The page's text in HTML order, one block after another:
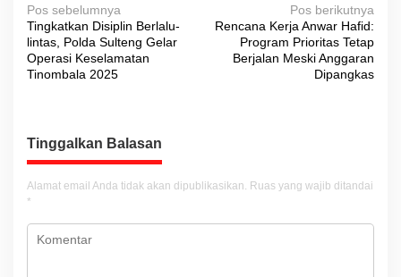
N
a
v
a
s
i
o
Pos sebelumnya
Tingkatkan Disiplin Berlalu-
lintas, Polda Sulteng Gelar
Operasi Keselamatan
Tinombala 2025
Pos berikutnya
Rencana Kerja Anwar Hafid:
Program Prioritas Tetap
Berjalan Meski Anggaran
Dipangkas
Tinggalkan Balasan
Alamat email Anda tidak akan dipublikasikan. Ruas yang wajib ditandai
*